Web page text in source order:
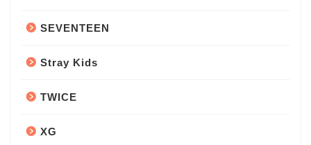
SEVENTEEN
Stray Kids
TWICE
XG